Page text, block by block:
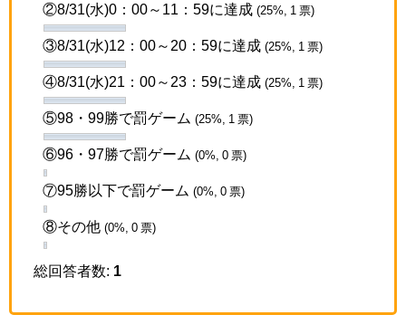
②8/31(水)0：00～11：59に達成 (25%, 1 票)
③8/31(水)12：00～20：59に達成 (25%, 1 票)
④8/31(水)21：00～23：59に達成 (25%, 1 票)
⑤98・99勝で罰ゲーム (25%, 1 票)
⑥96・97勝で罰ゲーム (0%, 0 票)
⑦95勝以下で罰ゲーム (0%, 0 票)
⑧その他 (0%, 0 票)
総回答者数: 1